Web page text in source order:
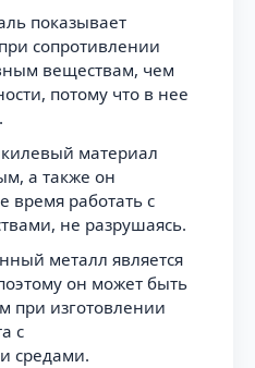
показывает
сопротивлении
веществам, чем
потому что в нее
материал
а также он
время работать с
не разрушаясь.
металл является
он может быть
при изготовлении
с
средами.